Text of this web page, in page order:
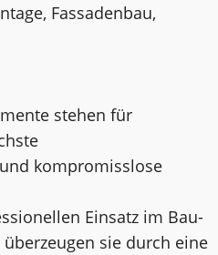
Fassadenbau,
stehen für
kompromisslose
Einsatz im Bau-
sie durch eine